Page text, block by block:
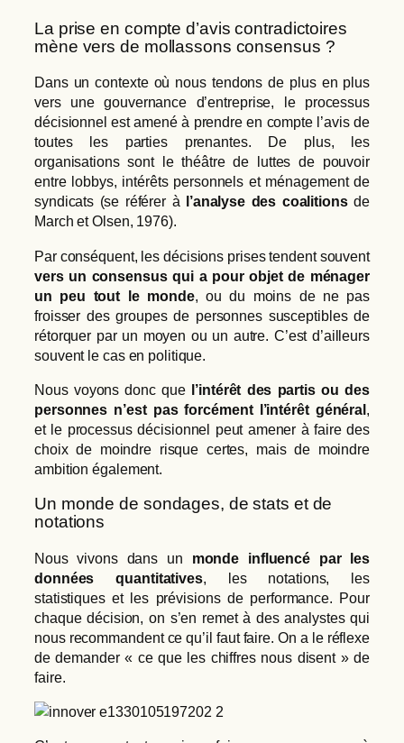
La prise en compte d’avis contradictoires
mène vers de mollassons consensus ?
Dans un contexte où nous tendons de plus en plus
vers une gouvernance d’entreprise, le processus
décisionnel est amené à prendre en compte l’avis de
toutes les parties prenantes. De plus, les
organisations sont le théâtre de luttes de pouvoir
entre lobbys, intérêts personnels et ménagement de
syndicats (se référer à
l’analyse des coalitionsde
March et Olsen, 1976).
Par conséquent, les décisions prises tendent souvent
vers un consensus qui a pour objet de ménager
un peu tout le monde, ou du moins de ne pas
froisser des groupes de personnes susceptibles de
rétorquer par un moyen ou un autre. C’est d’ailleurs
souvent le cas en politique.
Nous voyons donc que l’intérêt des partis ou des
personnes n’est pas forcément l’intérêt général,
et le processus décisionnel peut amener à faire des
choix de moindre risque certes, mais de moindre
ambition également.
Un monde de sondages, de stats et de
notations
Nous vivons dans un monde influencé par les
données quantitatives, les notations, les
statistiques et les prévisions de performance. Pour
chaque décision, on s’en remet à des analystes qui
nous recommandent ce qu’il faut faire. On a le réflexe
de demander « ce que les chiffres nous disent » de
faire.